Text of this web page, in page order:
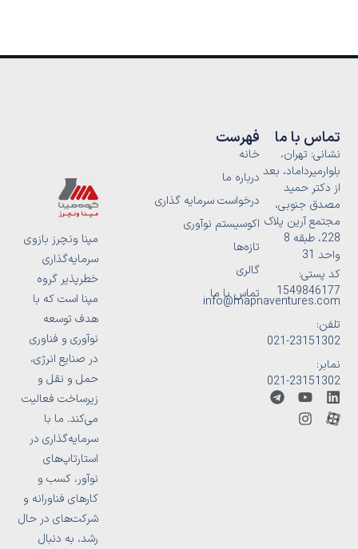
مپنا ونچرز بازوی
سرمایه‌گذاری
خطرپذیر گروه
مپنا است که با
هدف توسعه
نوآوری و فناوری
در صنایع انرژی،
حمل و نقل و
زیرساخت فعالیت
می‌کند. ما با
سرمایه‌گذاری در
استارتاپ‌های
نوآور، کسب و
کارهای فناورانه و
شرکت‌های در حال
رشد، به دنبال
فهرست
خانه
درباره ما
درخواست سرمایه گذاری
اکوسیستم نوآوری
تازه‌ها
گالری
تماس با ما
تماس با ما
نشانی: تهران،
بلوارمیرداماد، بعد
از دکتر حمید
مصدق جنوبی،
مجتمع آرین پلاک
228، طبقه 8
واحد 31
کد پستی:
1549846177
info@mapnaventures.com
تلفن:
23151302-021
نمابر:
23151302-021
L
i
n
Y
o
u
T
e
M
-
i
I
n
s